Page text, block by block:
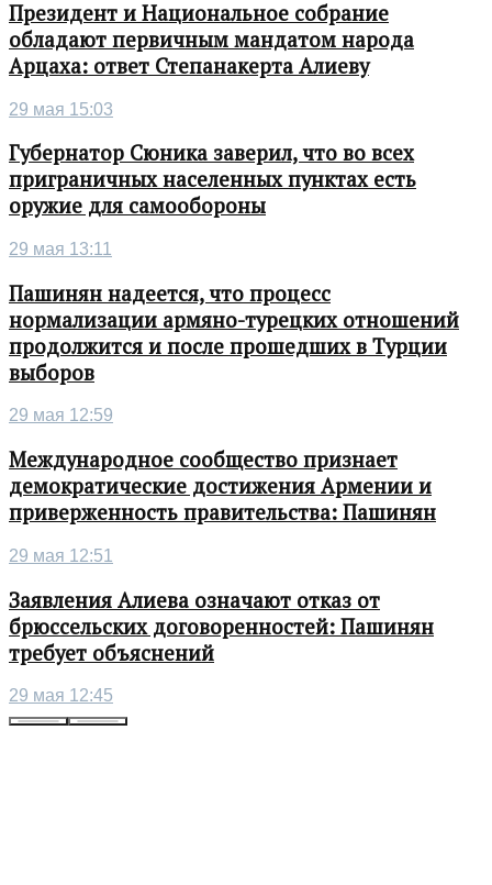
Президент и Национальное собрание
обладают первичным мандатом народа
Арцаха: ответ Степанакерта Алиеву
29 мая 15:03
Губернатор Сюника заверил, что во всех
приграничных населенных пунктах есть
оружие для самообороны
29 мая 13:11
Пашинян надеется, что процесс
нормализации армяно-турецких отношений
продолжится и после прошедших в Турции
выборов
29 мая 12:59
Международное сообщество признает
демократические достижения Армении и
приверженность правительства: Пашинян
29 мая 12:51
Заявления Алиева означают отказ от
брюссельских договоренностей: Пашинян
требует объяснений
29 мая 12:45